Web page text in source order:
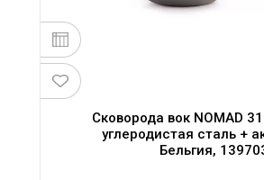
Сковорода вок NOMAD
углеродистая сталь +
Бельгия,